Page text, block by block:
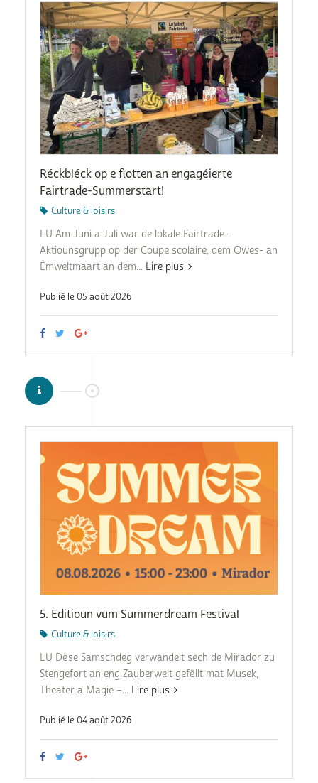
Réckbléck op e flotten an engagéierte
Fairtrade-Summerstart!
Culture & loisirs
LU Am Juni a Juli war de lokale Fairtrade-
Aktiounsgrupp op der Coupe scolaire, dem Owes- an
Ëmweltmaart an dem... Lire plus
Publié le 05 août 2026
5. Editioun vum Summerdream Festival
Culture & loisirs
LU Dëse Samschdeg verwandelt sech de Mirador zu
Stengefort an eng Zauberwelt gefëllt mat Musek,
Theater a Magie –... Lire plus
Publié le 04 août 2026